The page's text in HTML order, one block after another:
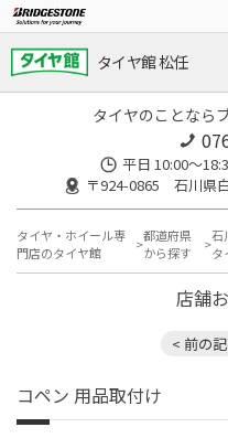
タイヤ館 松任
タイヤのことなら
平日 10:00～
〒924-0865 石川県
タイヤ・ホイール専
門店のタイヤ館
都道府県
から探す
石
タ
店舗
< 前の
コペン 用品取付け